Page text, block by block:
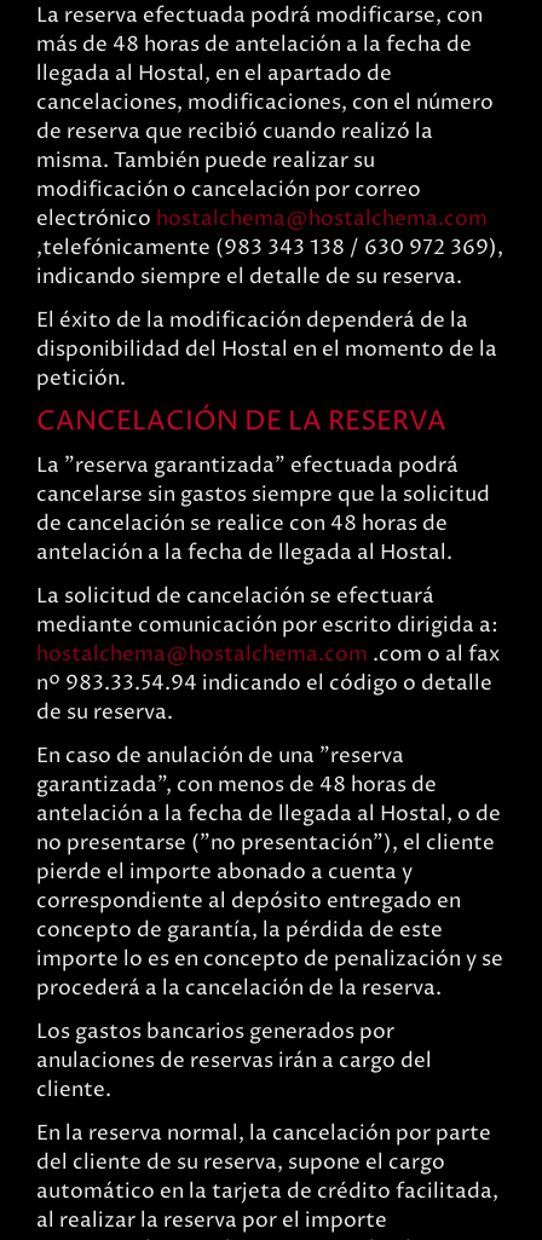
La reserva efectuada podrá modificarse, con
más de 48 horas de antelación a la fecha de
llegada al Hostal, en el apartado de
cancelaciones, modificaciones, con el número
de reserva que recibió cuando realizó la
misma. También puede realizar su
modificación o cancelación por correo
electrónico hostalchema
hostalchema.com
,telefónicamente (983 343 138 / 630 972 369),
indicando siempre el detalle de su reserva.
El éxito de la modificación dependerá de la
disponibilidad del Hostal en el momento de la
petición.
CANCELACIÓN DE LA RESERVA
La "reserva garantizada" efectuada podrá
cancelarse sin gastos siempre que la solicitud
de cancelación se realice con 48 horas de
antelación a la fecha de llegada al Hostal.
La solicitud de cancelación se efectuará
mediante comunicación por escrito dirigida a:
hostalchema
hostalchema.com .com o al fax
nº 983.33.54.94 indicando el código o detalle
de su reserva.
En caso de anulación de una "reserva
garantizada", con menos de 48 horas de
antelación a la fecha de llegada al Hostal, o de
no presentarse ("no presentación"), el cliente
pierde el importe abonado a cuenta y
correspondiente al depósito entregado en
concepto de garantía, la pérdida de este
importe lo es en concepto de penalización y se
procederá a la cancelación de la reserva.
Los gastos bancarios generados por
anulaciones de reservas irán a cargo del
cliente.
En la reserva normal, la cancelación por parte
del cliente de su reserva, supone el cargo
automático en la tarjeta de crédito facilitada,
al realizar la reserva por el importe